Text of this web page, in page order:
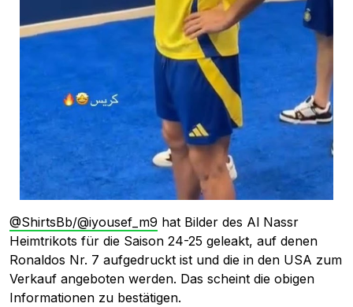
@ShirtsBb/@iyousef_m9 hat Bilder des Al Nassr
Heimtrikots für die Saison 24-25 geleakt, auf denen
Ronaldos Nr. 7 aufgedruckt ist und die in den USA zum
Verkauf angeboten werden. Das scheint die obigen
Informationen zu bestätigen.